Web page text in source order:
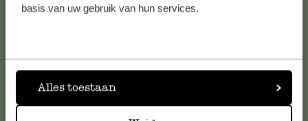
basis van uw gebruik van hun services.
Alles toestaan
Falls Sie Fragen haben oder Tipps und Hilfe brauchen, wenden
kundenservice@dille-kamille.at